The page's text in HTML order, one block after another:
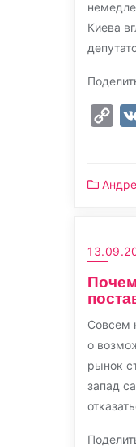
Киева
Совсем
о
рынок
запад